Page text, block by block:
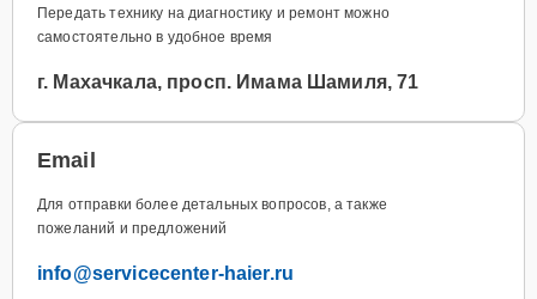
Передать технику на диагностику и ремонт можно
самостоятельно в удобное время
г. Махачкала, просп. Имама Шамиля, 71
Email
Для отправки более детальных вопросов, а также
пожеланий и предложений
info@servicecenter-haier.ru